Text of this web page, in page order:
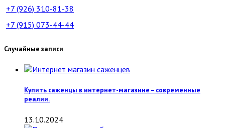
+7 (926) 310-81-38
+7 (915) 073-44-44
Случайные записи
Купить саженцы в интернет-магазине – современные
реалии.
13.10.2024